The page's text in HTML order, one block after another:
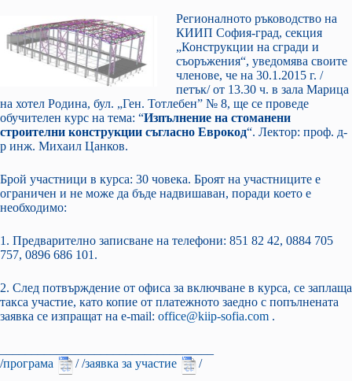
Регионалното ръководство на
КИИП София-град, секция
„Конструкции на сгради и
съоръжения“, уведомява своите
членове, че на 30.1.2015 г. /
петък/ от 13.30 ч. в зала Марица
на хотел Родина, бул. „Ген. Тотлебен” № 8, ще се проведе
обучителен курс на тема: “Изпълнение на стоманени
строителни конструкции съгласно Еврокод“. Лектор: проф. д-
р инж. Михаил Цанков.
Брой участници в курса: 30 човека. Броят на участниците е
ограничен и не може да бъде надвишаван, поради което е
необходимо:
1. Предварително записване на телефони: 851 82 42, 0884 705
757, 0896 686 101.
2. След потвърждение от офиса за включване в курса, се заплаща
такса участие, като копие от платежното заедно с попълнената
заявка се изпращат на е-mail: office@kiip-sofia.com .
/програма / /заявка за участие /